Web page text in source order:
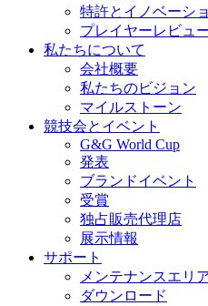
特許とイノベーシ
プレイヤーレビュ
私たちについて
会社概要
私たちのビジョン
マイルストーン
競技会とイベント
G&G World Cup
発表
ブランドイベント
受賞
独占販売代理店
展示情報
サポート
メンテナンスエリ
ダウンロード